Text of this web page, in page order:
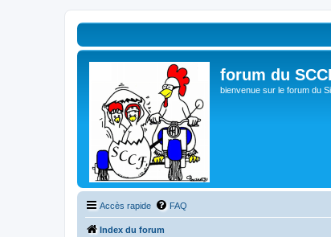
forum du
bienvenue sur le forum du
Accès rapide FAQ
Index du forum